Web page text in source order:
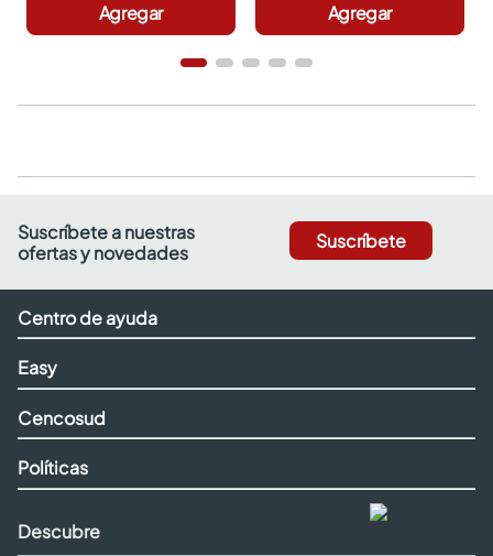
Agregar Agregar
Suscríbete a nuestras
ofertas y novedades
Suscríbete
Centro de ayuda
Easy
Cencosud
Políticas
Descubre